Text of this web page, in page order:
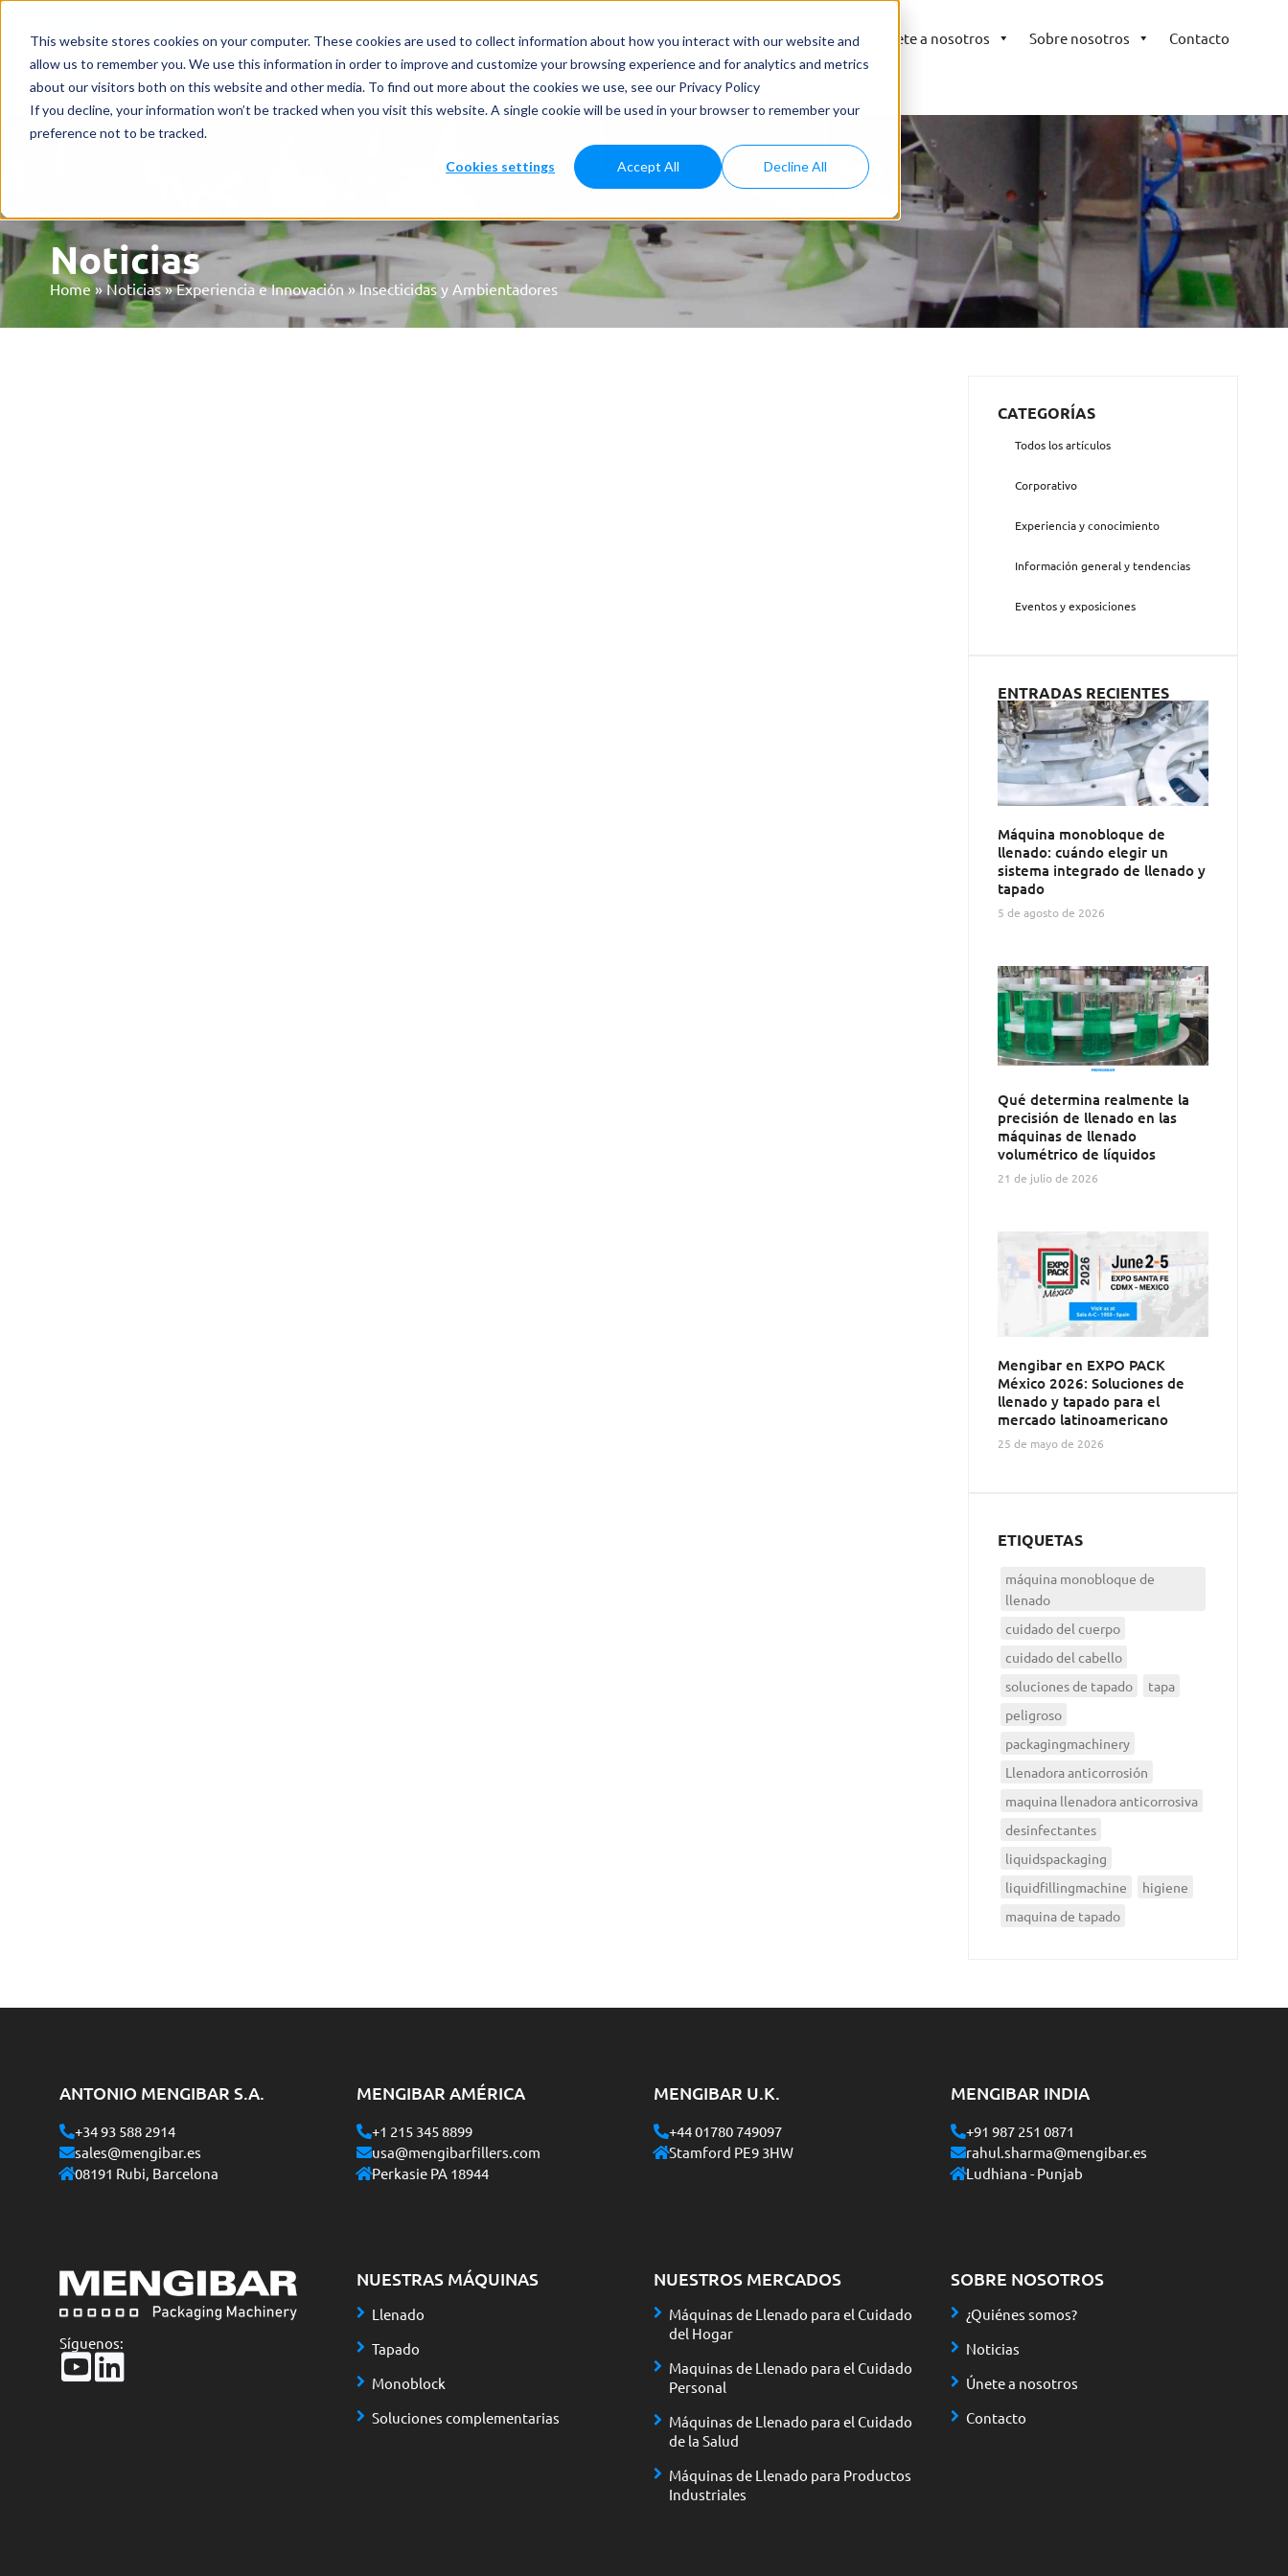
This website stores cookies on your computer. These cookies are used to collect information about how you interact with our website and
allow us to remember you. We use this information in order to improve and customize your browsing experience and for analytics and metrics
about our visitors both on this website and other media. To find out more about the cookies we use, see our Privacy Policy
If you decline, your information won’t be tracked when you visit this website. A single cookie will be used in your browser to remember your
preference not to be tracked.
Cookies settings Accept All Decline All
Inicio Máquinas Mercados y Aplicaciones Casos Prácticos Noticias Servicios Únete a nosotros Sobre nosotros Contacto
Noticias
Home»Noticias»Experiencia e Innovación»Insecticidas y Ambientadores
CATEGORÍAS
Todos los artículos
Corporativo
Experiencia y conocimiento
Información general y tendencias
Eventos y exposiciones
ENTRADAS RECIENTES
Máquina monobloque de
llenado: cuándo elegir un
sistema integrado de llenado y
tapado
5 de agosto de 2026
Qué determina realmente la
precisión de llenado en las
máquinas de llenado
volumétrico de líquidos
21 de julio de 2026
Mengibar en EXPO PACK
México 2026: Soluciones de
llenado y tapado para el
mercado latinoamericano
25 de mayo de 2026
ETIQUETAS
máquina monobloque de
llenado
cuidado del cuerpo
cuidado del cabello
soluciones de tapado
tapa
peligroso
packagingmachinery
Llenadora anticorrosión
maquina llenadora anticorrosiva
desinfectantes
liquidspackaging
liquidfillingmachine
higiene
maquina de tapado
ANTONIO MENGIBAR S.A.
+34 93 588 2914
sales@mengibar.es
08191 Rubi, Barcelona
MENGIBAR AMÉRICA
+1 215 345 8899
usa@mengibarfillers.com
Perkasie PA 18944
MENGIBAR U.K.
+44 01780 749097
Stamford PE9 3HW
MENGIBAR INDIA
+91 987 251 0871
rahul.sharma@mengibar.es
Ludhiana - Punjab
Síguenos:
NUESTRAS MÁQUINAS
Llenado
Tapado
Monoblock
Soluciones complementarias
NUESTROS MERCADOS
Máquinas de Llenado para el Cuidado
del Hogar
Maquinas de Llenado para el Cuidado
Personal
Máquinas de Llenado para el Cuidado
de la Salud
Máquinas de Llenado para Productos
Industriales
SOBRE NOSOTROS
¿Quiénes somos?
Noticias
Únete a nosotros
Contacto